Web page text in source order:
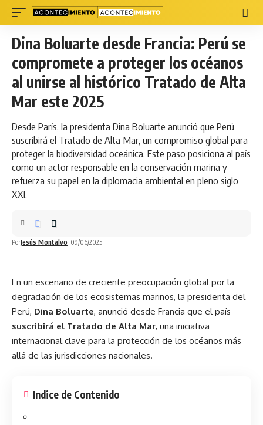
Dina Boluarte desde Francia: Perú se
compromete a proteger los océanos
al unirse al histórico Tratado de Alta
Mar este 2025
Desde París, la presidenta Dina Boluarte anunció que Perú
suscribirá el Tratado de Alta Mar, un compromiso global para
proteger la biodiversidad oceánica. Este paso posiciona al país
como un actor responsable en la conservación marina y
refuerza su papel en la diplomacia ambiental en pleno siglo
XXI.
PorJesús Montalvo 09/06/2025
En un escenario de creciente preocupación global por la
degradación de los ecosistemas marinos, la presidenta del
Perú, Dina Boluarte, anunció desde Francia que el país
suscribirá el Tratado de Alta Mar, una iniciativa
internacional clave para la protección de los océanos más
allá de las jurisdicciones nacionales.
Indice de Contenido